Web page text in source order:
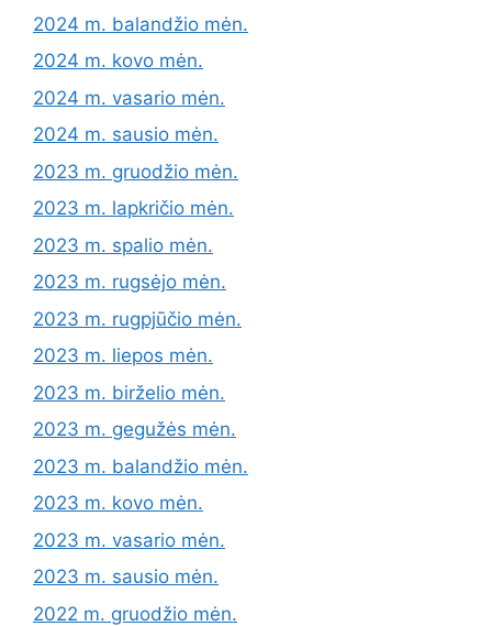
2024 m. balandžio mėn.
2024 m. kovo mėn.
2024 m. vasario mėn.
2024 m. sausio mėn.
2023 m. gruodžio mėn.
2023 m. lapkričio mėn.
2023 m. spalio mėn.
2023 m. rugsėjo mėn.
2023 m. rugpjūčio mėn.
2023 m. liepos mėn.
2023 m. birželio mėn.
2023 m. gegužės mėn.
2023 m. balandžio mėn.
2023 m. kovo mėn.
2023 m. vasario mėn.
2023 m. sausio mėn.
2022 m. gruodžio mėn.